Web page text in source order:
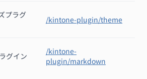
プラグ
/kintone-plugin/theme
グイン
/kintone-
plugin/markdown